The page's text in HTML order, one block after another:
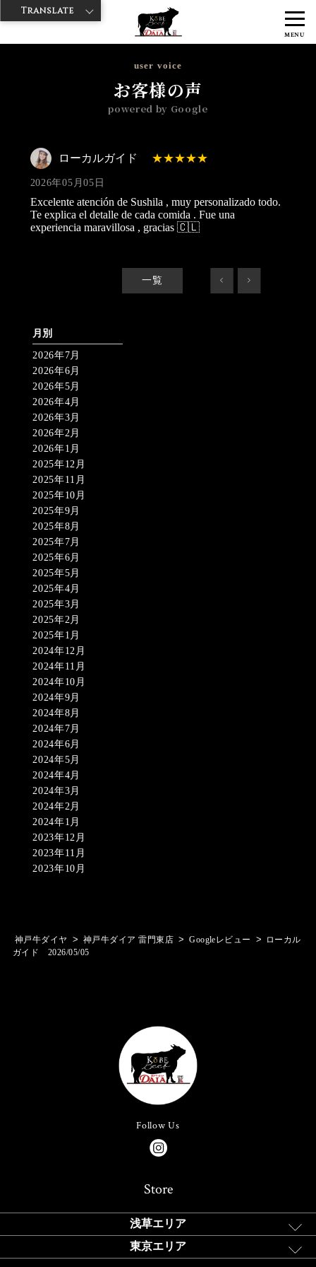
MENU
神戸牛ダイヤ > 神戸牛ダイア 雷門東店
ローカル
user voice
お客様の声
powered by Google
ローカルガイド
2026年05月05日
Excelente atención de Sushila , muy personalizado todo.
Te explica el detalle de cada comida . Fue una
experiencia maravillosa , gracias 🇨🇱
一覧 < >
月別
2026年7月
2026年6月
2026年5月
2026年4月
2026年3月
2026年2月
2026年1月
2025年12月
2025年11月
2025年10月
2025年9月
2025年8月
2025年7月
2025年6月
2025年5月
2025年4月
2025年3月
2025年2月
2025年1月
2024年12月
2024年11月
2024年10月
2024年9月
2024年8月
2024年7月
2024年6月
2024年5月
2024年4月
2024年3月
2024年2月
2024年1月
2023年12月
2023年11月
2023年10月
神戸牛ダイヤ > 神戸牛ダイア 雷門東店 > Googleレビュー >
ローカル
ガイド 2026/05/05
Follow Us
Store
浅草エリア
東京エリア
Translate